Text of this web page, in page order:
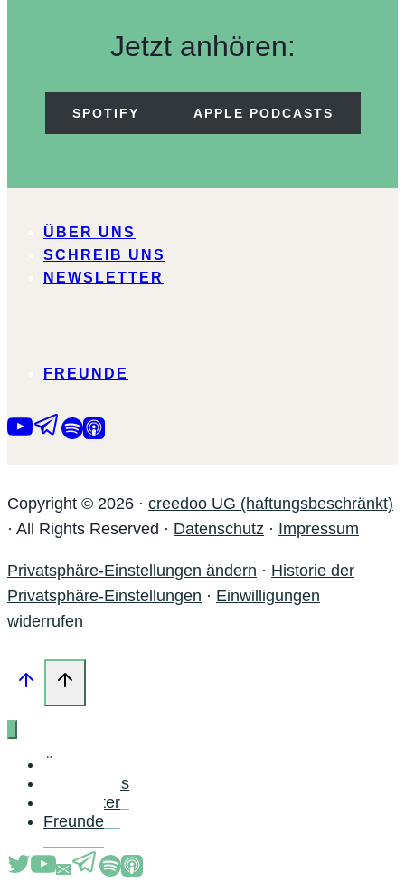
ein
Leben
brauchen
Jetzt anhören:
SPOTIFY APPLE PODCASTS
ÜBER UNS
SCHREIB UNS
NEWSLETTER
FREUNDE
Copyright © 2026 · creedoo UG (haftungsbeschränkt)
· All Rights Reserved · Datenschutz · Impressum
Privatsphäre-Einstellungen ändern · Historie der
Privatsphäre-Einstellungen · Einwilligungen
widerrufen
Über uns
Schreib uns
Newsletter
Freunde